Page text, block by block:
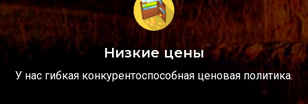
Низкие цены
У нас гибкая конкурентоспособная ценовая политика.